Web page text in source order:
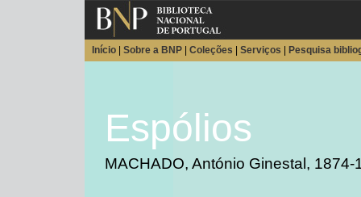
Início Sobre a BNP Coleções Serviços Pesquisa
Espólios
MACHADO, António Ginestal, 1874-